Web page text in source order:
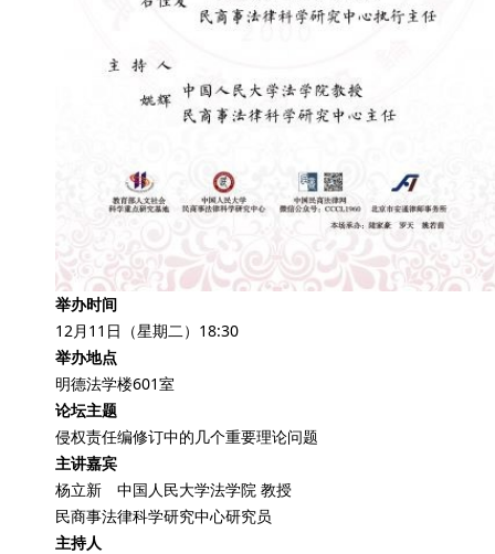
举办时间
12月11日（星期二）18:30
举办地点
明德法学楼601室
论坛主题
侵权责任编修订中的几个重要理论问题
主讲嘉宾
杨立新 中国人民大学法学院 教授
民商事法律科学研究中心研究员
主持人